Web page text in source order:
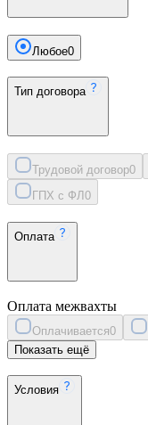
Любое0
Тип договора
Трудовой договор0
ГПХ с ФЛ 0
Оплата
Оплата межвахты
Оплачивается0
Показать ещё
Условия